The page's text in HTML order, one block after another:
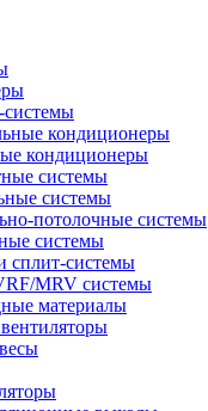
кондиционеры
кондиционеры
системы
системы
потолочные системы
системы
сплит-системы
MRV системы
материалы